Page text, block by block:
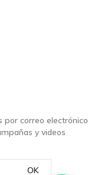
por correo electrónico
y videos
OK